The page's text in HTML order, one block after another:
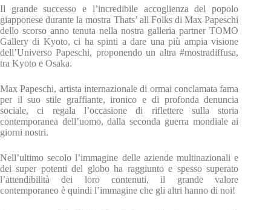
Il grande successo e l’incredibile accoglienza del popolo
giapponese durante la mostra Thats’ all Folks di Max Papeschi
dello scorso anno tenuta nella nostra galleria partner TOMO
Gallery di Kyoto, ci ha spinti a dare una più ampia visione
dell’Universo Papeschi, proponendo un altra #mostradiffusa,
tra Kyoto e Osaka.
Max Papeschi, artista internazionale di ormai conclamata fama
per il suo stile graffiante, ironico e di profonda denuncia
sociale, ci regala l’occasione di riflettere sulla storia
contemporanea dell’uomo, dalla seconda guerra mondiale ai
giorni nostri.
Nell’ultimo secolo l’immagine delle aziende multinazionali e
dei super potenti del globo ha raggiunto e spesso superato
l’attendibilità dei loro contenuti, il grande valore
contemporaneo è quindi l’immagine che gli altri hanno di noi!